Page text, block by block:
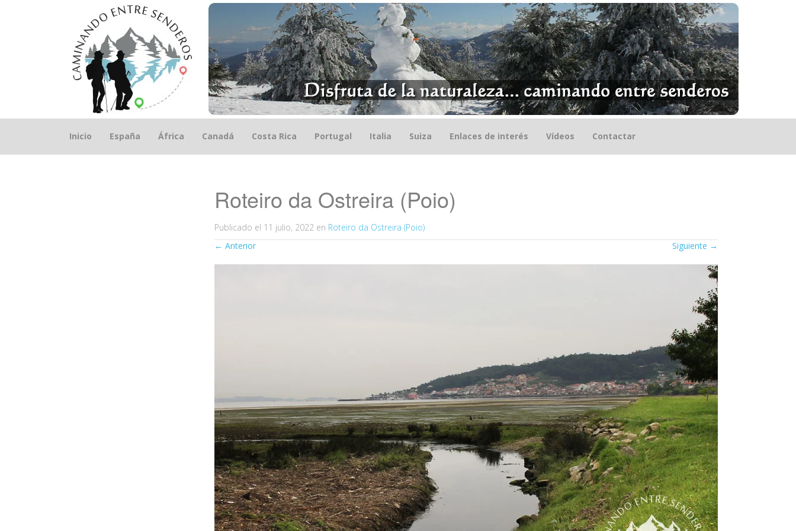
Saltar
Inicio España África Canadá Costa Rica Portugal Italia Suiza Enlaces de interés Vídeos Contactar
Roteiro da Ostreira (Poio)
Publicado el 11 julio, 2022 en Roteiro da Ostreira (Poio)
← Anterior Siguiente →